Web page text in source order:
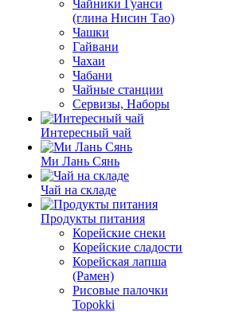
Чайники Гуанси
(глина Нисин Тао)
Чашки
Гайвани
Чахаи
Чабани
Чайные станции
Сервизы, Наборы
Интересный чай
Ми Лань Сянь
Чай на складе
Продукты питания
Корейские снеки
Корейские сладости
Корейская лапша
(Рамен)
Рисовые палочки
Topokki